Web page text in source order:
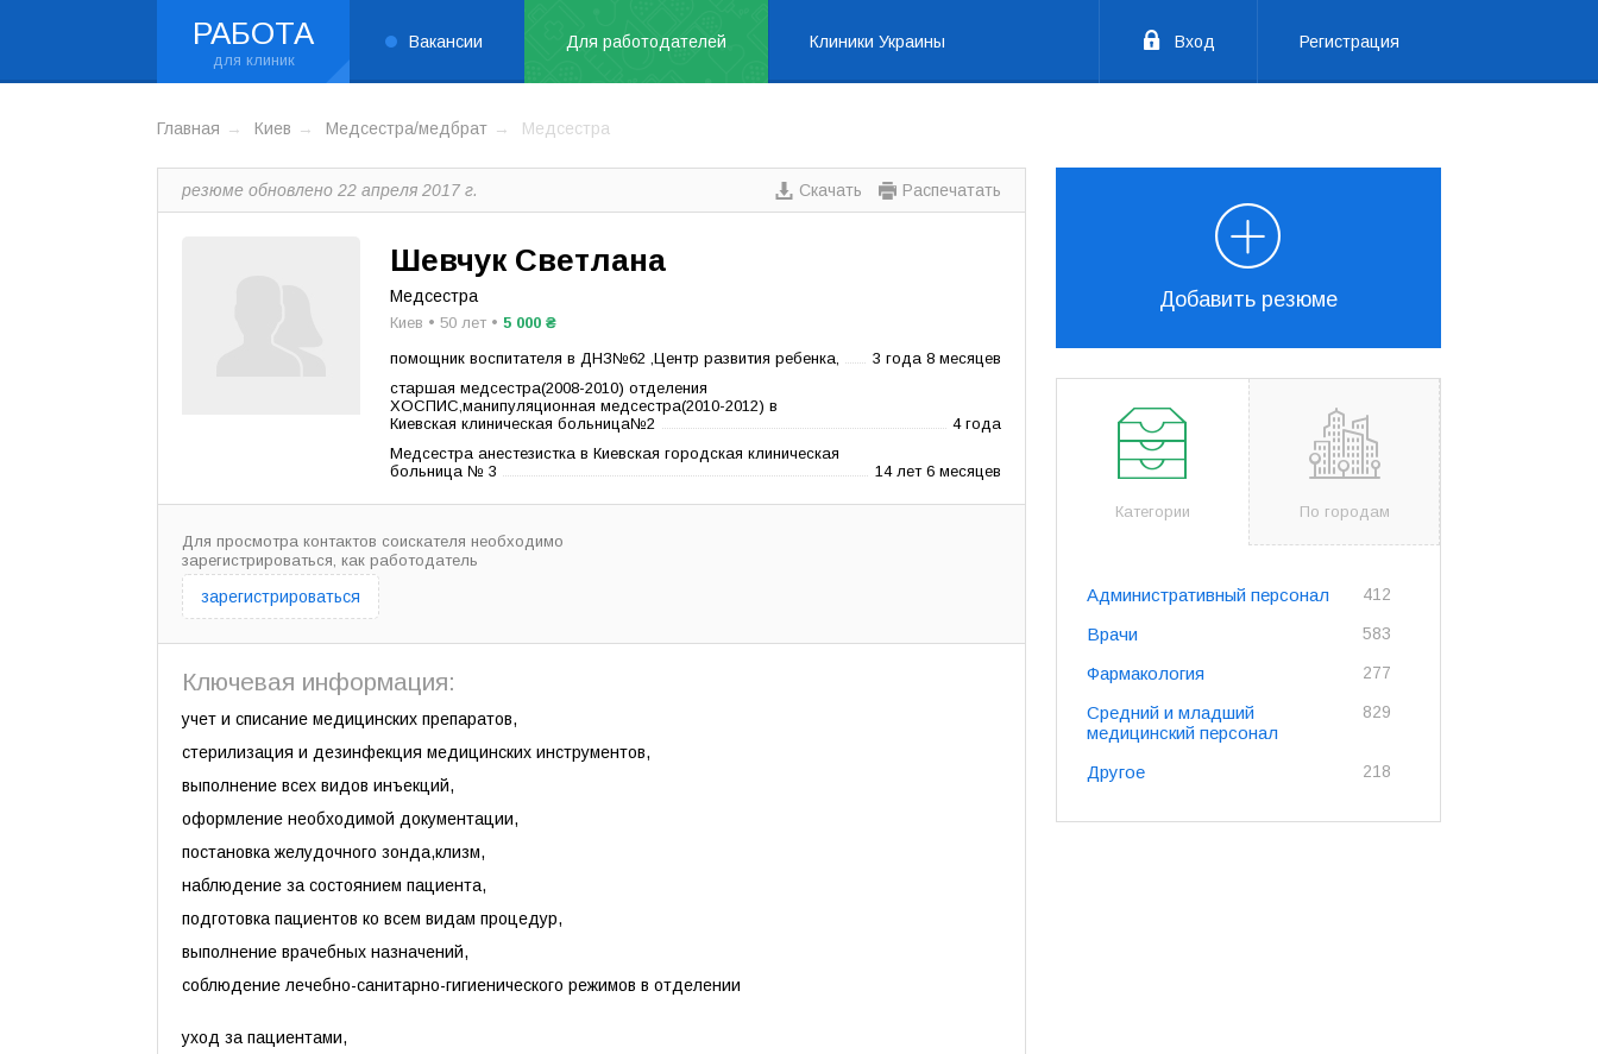
РАБОТА Вакансии Для работодателей Клиники Украины Вход Регистрация
Главная Киев Медсестра/медбрат Медсестра
резюме обновлено 22 апреля 2017 г. Скачать Распечатать
Шевчук Светлана
Медсестра
Киев • 50 лет • 5 000 ₴
помощник воспитателя в ДНЗ№62 ,Центр развития ребенка,
3 года 8 месяцев
старшая медсестра(2008-2010) отделения
ХОСПИС,манипуляционная медсестра(2010-2012) в
Киевская клиническая больница№2
4 года
Медсестра анестезистка в Киевская городская клиническая
больница № 3
14 лет 6 месяцев
Для просмотра контактов соискателя необходимо
зарегистрироваться, как работодатель
зарегистрироваться
Ключевая информация:
учет и списание медицинских препаратов,
стерилизация и дезинфекция медицинских инструментов,
выполнение всех видов инъекций,
оформление необходимой документации,
постановка желудочного зонда,клизм,
наблюдение за состоянием пациента,
подготовка пациентов ко всем видам процедур,
выполнение врачебных назначений,
соблюдение лечебно-санитарно-гигиенического режимов в отделении
уход за пациентами,
Добавить резюме
Категории По городам
Административный персонал 412
Врачи 583
Фармакология 277
Средний и младший
медицинский персонал
829
Другое 218